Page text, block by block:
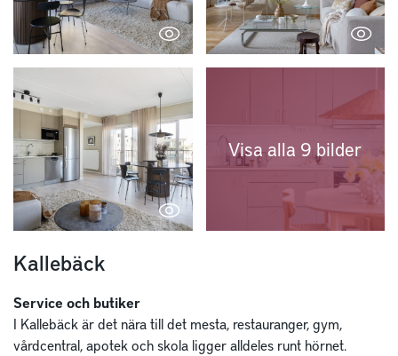
Visa alla 9 bilder
Kallebäck
Service och butiker
I Kallebäck är det nära till det mesta, restauranger, gym,
vårdcentral, apotek och skola ligger alldeles runt hörnet.